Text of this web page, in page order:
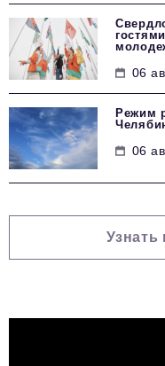
06
Режим
06
Узнать